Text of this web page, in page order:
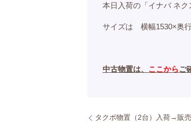
本日入荷の「イナバ ネク
サイズは 横幅1530×奥行
中古物置は、 ここからご
タクボ物置（2台）入荷→販